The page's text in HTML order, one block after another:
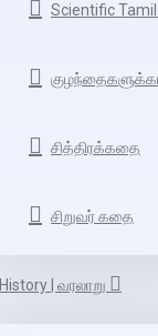
Scientific
சித்திரக்கதை
சிறுவர் கதை
History | வரலாறு